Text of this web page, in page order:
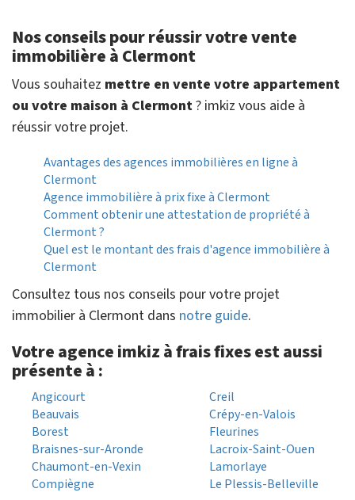
Nos conseils pour réussir votre vente
immobilière à Clermont
Vous souhaitez mettre en vente votre appartement
ou votre maison à Clermont? imkiz vous aide à
réussir votre projet.
Avantages des agences immobilières en ligne à
Clermont
Agence immobilière à prix fixe à Clermont
Comment obtenir une attestation de propriété à
Clermont ?
Quel est le montant des frais d'agence immobilière à
Clermont
Consultez tous nos conseils pour votre projet
immobilier à Clermont dans notre guide.
Votre agence imkiz à frais fixes est aussi
présente à :
Angicourt
Beauvais
Borest
Braisnes-sur-Aronde
Chaumont-en-Vexin
Compiègne
Creil
Crépy-en-Valois
Fleurines
Lacroix-Saint-Ouen
Lamorlaye
Le Plessis-Belleville